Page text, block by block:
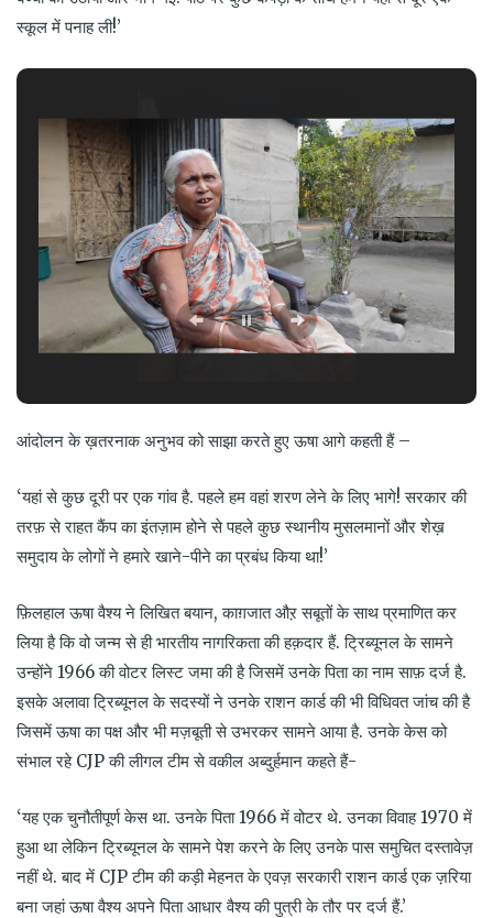
स्कूल में पनाह ली!’
आंदोलन के ख़तरनाक अनुभव को साझा करते हुए ऊषा आगे कहती हैं –
‘यहां से कुछ दूरी पर एक गांव है. पहले हम वहां शरण लेने के लिए भागे! सरकार की
तरफ़ से राहत कैंप का इंतज़ाम होने से पहले कुछ स्थानीय मुसलमानों और शेख़
समुदाय के लोगों ने हमारे खाने-पीने का प्रबंध किया था!’
फ़िलहाल ऊषा वैश्य ने लिखित बयान, काग़जात औऱ सबूतों के साथ प्रमाणित कर
लिया है कि वो जन्म से ही भारतीय नागरिकता की हक़दार हैं. ट्रिब्यूनल के सामने
उन्होंने 1966 की वोटर लिस्ट जमा की है जिसमें उनके पिता का नाम साफ़ दर्ज है.
इसके अलावा ट्रिब्यूनल के सदस्यों ने उनके राशन कार्ड की भी विधिवत जांच की है
जिसमें ऊषा का पक्ष और भी मज़बूती से उभरकर सामने आया है. उनके केस को
संभाल रहे CJP की लीगल टीम से वकील अब्दुर्हमान कहते हैं-
‘यह एक चुनौतीपूर्ण केस था. उनके पिता 1966 में वोटर थे. उनका विवाह 1970 में
हुआ था लेकिन ट्रिब्यूनल के सामने पेश करने के लिए उनके पास समुचित दस्तावेज़
नहीं थे. बाद में CJP टीम की कड़ी मेहनत के एवज़ सरकारी राशन कार्ड एक ज़रिया
बना जहां ऊषा वैश्य अपने पिता आधार वैश्य की पुत्री के तौर पर दर्ज हैं.’